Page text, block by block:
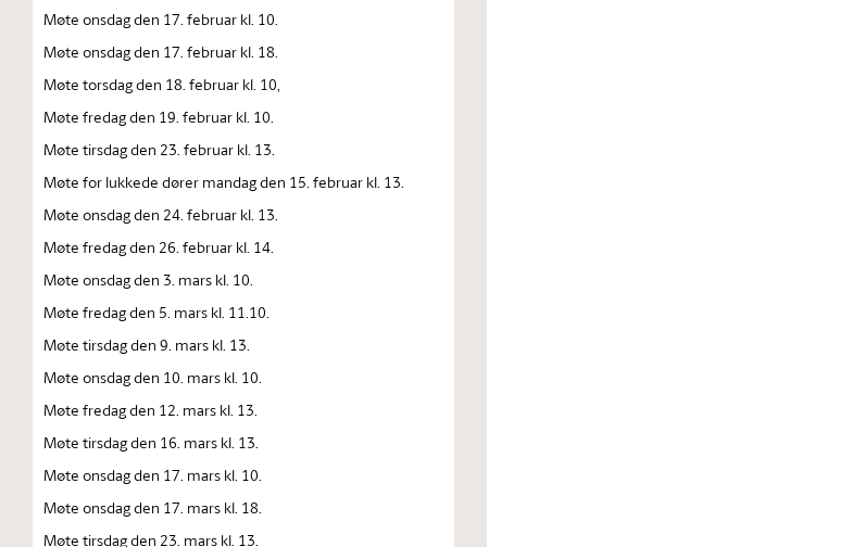
Møte onsdag den 17. februar kl. 10.
Møte onsdag den 17. februar kl. 18.
Møte torsdag den 18. februar kl. 10,
Møte fredag den 19. februar kl. 10.
Møte tirsdag den 23. februar kl. 13.
Møte for lukkede dører mandag den 15. februar kl. 13.
Møte onsdag den 24. februar kl. 13.
Møte fredag den 26. februar kl. 14.
Møte onsdag den 3. mars kl. 10.
Møte fredag den 5. mars kl. 11.10.
Møte tirsdag den 9. mars kl. 13.
Møte onsdag den 10. mars kl. 10.
Møte fredag den 12. mars kl. 13.
Møte tirsdag den 16. mars kl. 13.
Møte onsdag den 17. mars kl. 10.
Møte onsdag den 17. mars kl. 18.
Møte tirsdag den 23. mars kl. 13.